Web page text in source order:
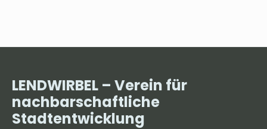
LENDWIRBEL – Verein für
nachbarschaftliche
Stadtentwicklung